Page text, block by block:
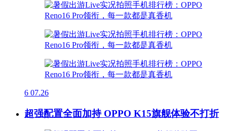
6 07.26
超强配置全面加持 OPPO K15旗舰体验不打折